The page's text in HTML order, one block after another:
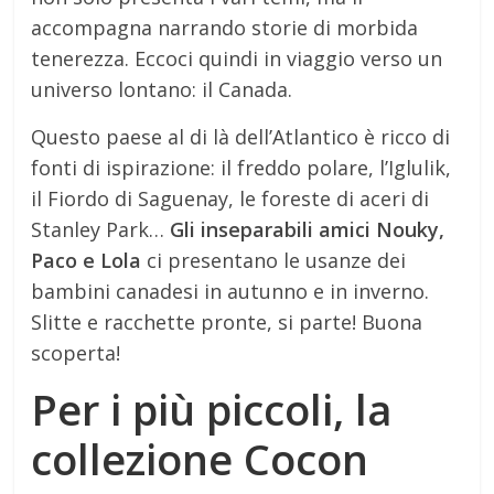
accompagna narrando storie di morbida
tenerezza. Eccoci quindi in viaggio verso un
universo lontano: il Canada.
Questo paese al di là dell’Atlantico è ricco di
fonti di ispirazione: il freddo polare, l’Iglulik,
il Fiordo di Saguenay, le foreste di aceri di
Stanley Park… Gli inseparabili amici Nouky,
Paco e Lola ci presentano le usanze dei
bambini canadesi in autunno e in inverno.
Slitte e racchette pronte, si parte! Buona
scoperta!
Per i più piccoli, la
collezione Cocon